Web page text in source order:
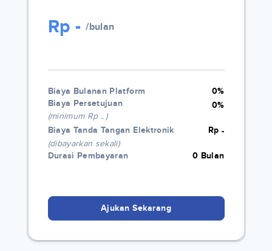
Rp - /bulan
Biaya Bulanan Platform
0%
Biaya Persetujuan
(minimum Rp -)
0%
Biaya Tanda Tangan Elektronik
(dibayarkan sekali)
Rp-
Durasi Pembayaran 0 Bulan
Ajukan Sekarang